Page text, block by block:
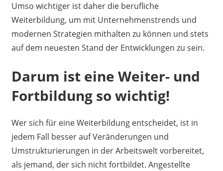
Umso wichtiger ist daher die berufliche
Weiterbildung, um mit Unternehmenstrends und
modernen Strategien mithalten zu können und stets
auf dem neuesten Stand der Entwicklungen zu sein.
Darum ist eine Weiter- und
Fortbildung so wichtig!
Wer sich für eine Weiterbildung entscheidet, ist in
jedem Fall besser auf Veränderungen und
Umstrukturierungen in der Arbeitswelt vorbereitet,
als jemand, der sich nicht fortbildet. Angestellte